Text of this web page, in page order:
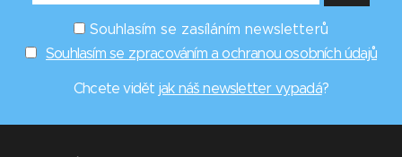
Souhlasím se zasíláním newsletterů
Souhlasím se zpracováním a ochranou osobních údajů
Chcete vidět jak náš newsletter vypadá?